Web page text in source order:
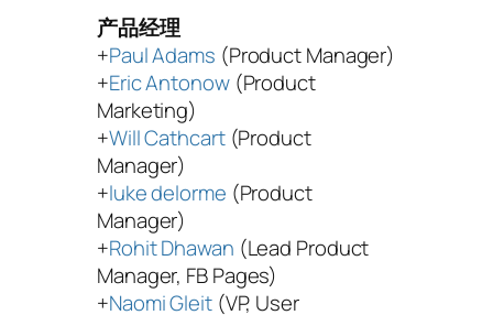
产品经理
+Paul Adams (Product Manager)
+Eric Antonow(Product
Marketing)
+Will Cathcart(Product
Manager)
+luke delorme (Product
Manager)
+Rohit Dhawan (Lead Product
Manager, FB Pages)
+Naomi Gleit(VP, User